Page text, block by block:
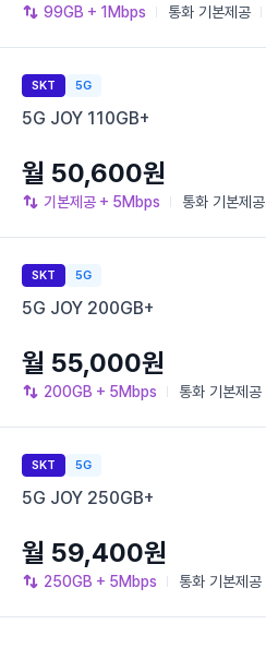
99GB + 1Mbps 통화 기본제공
SKT 5G
5G JOY 110GB+
기본제공 + 5Mbps 통화 기본제공
월 50,600원
SKT 5G
5G JOY 200GB+
200GB + 5Mbps 통화 기본제공
월 55,000원
SKT 5G
5G JOY 250GB+
250GB + 5Mbps 통화 기본제공
월 59,400원